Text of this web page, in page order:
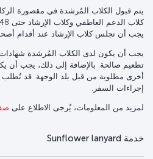
يتم قبول الكلاب المُرشدة في مقصورة
يجب أن تجلس كلاب الإرشاد عند أقدام
يجب أن يكون لدى الكلاب المُرشدة
تطعيم صالحة. بالإضافة إلى ذلك، يجب أن
أخرى مطلوبة من قبل بلد الوجهة. قد تُطلب
إجراءات السفر.
لمزيد من المعلومات، يُرجى الاطلاع على
خدمة Sunflower lanyard